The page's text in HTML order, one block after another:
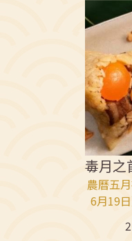
會聯合主辦的「佳午西
節」，於端午節正午時
在主祀三山國王的屏東
冬鄉石光見廣惠宮前封
大登場。現場湧入約5千
情民眾，在豔陽高照的
下，齊心協力立起超過
顆、重達30多台斤的巨
瓜，綠色瓜海在馬路上
不絕，場面震撼全場
農曆五
6月19
──「
以為可